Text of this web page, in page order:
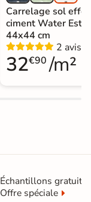
Carrelage sol
ciment Water
44x44 cm
2 avis
32€90 /m²
Échantillons gratuit
Offre spéciale